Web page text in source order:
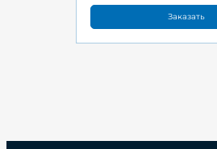
Заказать